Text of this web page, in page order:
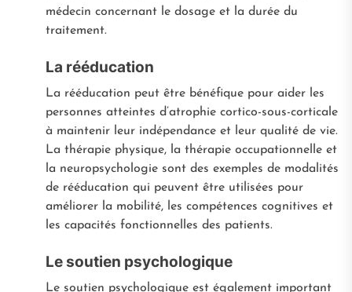
médecin concernant le dosage et la durée du
traitement.
La rééducation
La rééducation peut être bénéfique pour aider les
personnes atteintes d’atrophie cortico-sous-corticale
à maintenir leur indépendance et leur qualité de vie.
La thérapie physique, la thérapie occupationnelle et
la neuropsychologie sont des exemples de modalités
de rééducation qui peuvent être utilisées pour
améliorer la mobilité, les compétences cognitives et
les capacités fonctionnelles des patients.
Le soutien psychologique
Le soutien psychologique est également important